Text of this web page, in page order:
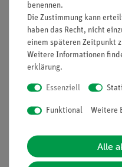
Inkl.
Teil des Lieferumfangs.
Lieferumfang
Media / Downloads
benennen.
Die Zustimmung kann
haben das Recht, nicht
einem späteren Zeitpunkt
Weitere Informationen
erklärung.
Essenziell
Funktional Weitere
Alle